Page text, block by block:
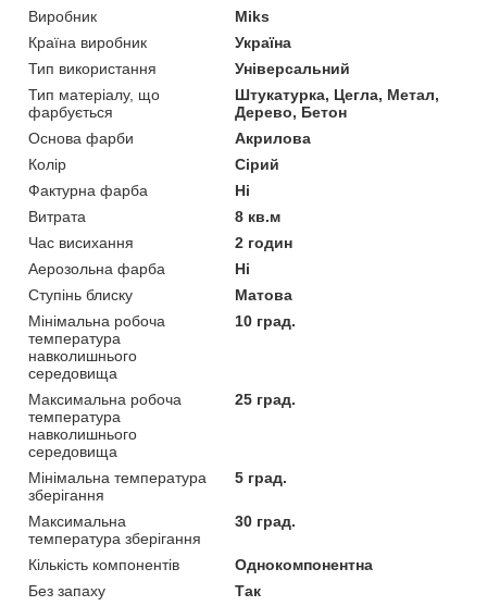
Виробник
Miks
Країна виробник
Україна
Тип використання
Універсальний
Тип матеріалу, що
фарбується
Штукатурка, Цегла, Метал,
Дерево, Бетон
Основа фарби
Акрилова
Колір
Сірий
Фактурна фарба
Ні
Витрата
8 кв.м
Час висихання
2 годин
Аерозольна фарба
Ні
Ступінь блиску
Матова
Мінімальна робоча
температура
навколишнього
середовища
10 град.
Максимальна робоча
температура
навколишнього
середовища
25 град.
Мінімальна температура
зберігання
5 град.
Максимальна
температура зберігання
30 град.
Кількість компонентів
Однокомпонентна
Без запаху
Так